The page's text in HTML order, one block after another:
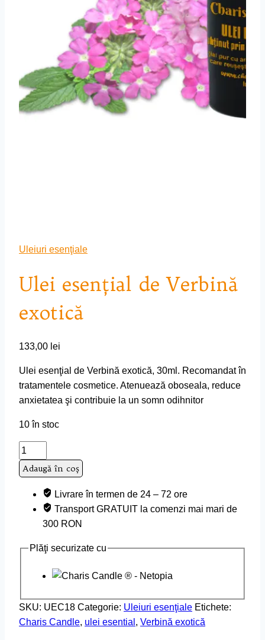
Uleiuri esenţiale
Ulei esenţial de Verbină
exotică
133,00 lei
Ulei esenţial de Verbină exotică, 30ml. Recomandat în
tratamentele cosmetice. Atenuează oboseala, reduce
anxietatea şi contribuie la un somn odihnitor
10 în stoc
Cantitate
Ulei
esenţial
Verbină
exotică
Adaugă în coș
Livrare în termen de 24 – 72 ore
Transport GRATUIT la comenzi mai mari de
300 RON
Plăţi securizate cu
SKU: UEC18 Categorie: Uleiuri esenţiale Etichete:
Charis Candle, ulei esential , Verbină exotică